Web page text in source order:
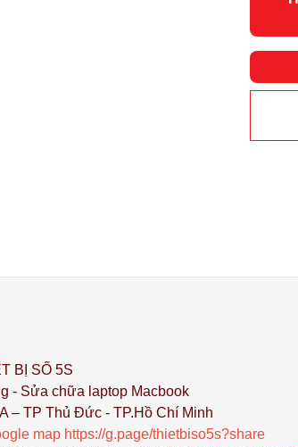
BỊ SỐ 5S
- Sửa chữa laptop Macbook
– TP Thủ Đức - TP.Hồ Chí Minh
map https://g.page/thietbiso5s?share